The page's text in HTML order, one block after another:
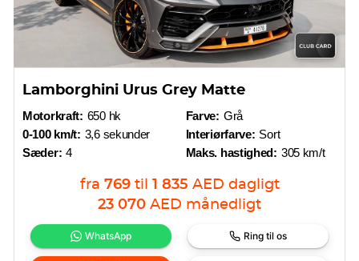
Lamborghini Urus Grey Matte
Motorkraft: 650 hk
0-100 km/t: 3,6 sekunder
Sæder: 4
Farve: Grå
Interiørfarve: Sort
Maks. hastighed: 305 km/t
fra 769 til 1 835 AED dagligt
23 070 AED månedligt
WhatsApp Ring til os